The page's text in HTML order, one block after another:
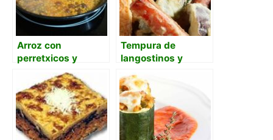
Arroz con
perretxicos y
guisantes
Tempura de
langostinos y